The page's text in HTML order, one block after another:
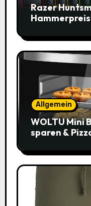
Razer
Allgemein
WOLTU Mini
sparen &